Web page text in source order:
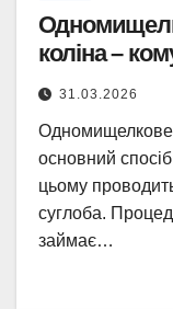
коліна –
31.03.2026
Одномищелкове
основний
цьому
суглоба.
займає…